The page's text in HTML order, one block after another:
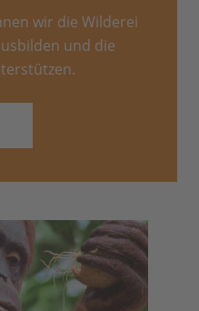
wir die Wilderei
und die